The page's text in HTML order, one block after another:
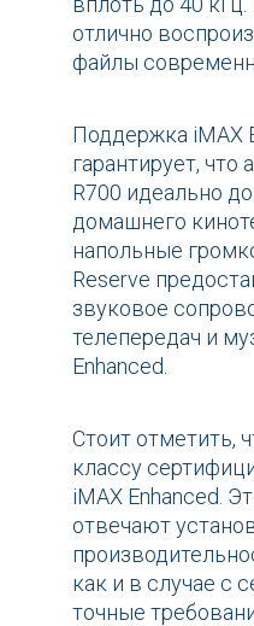
отлично
файлы
Поддержка iMAX
гарантирует, что
R700 идеально
домашнего
напольные
Reserve
звуковое
телепередач и
Enhanced.
Стоит отметить,
классу
iMAX Enhanced.
отвечают
как и в случае с
точные